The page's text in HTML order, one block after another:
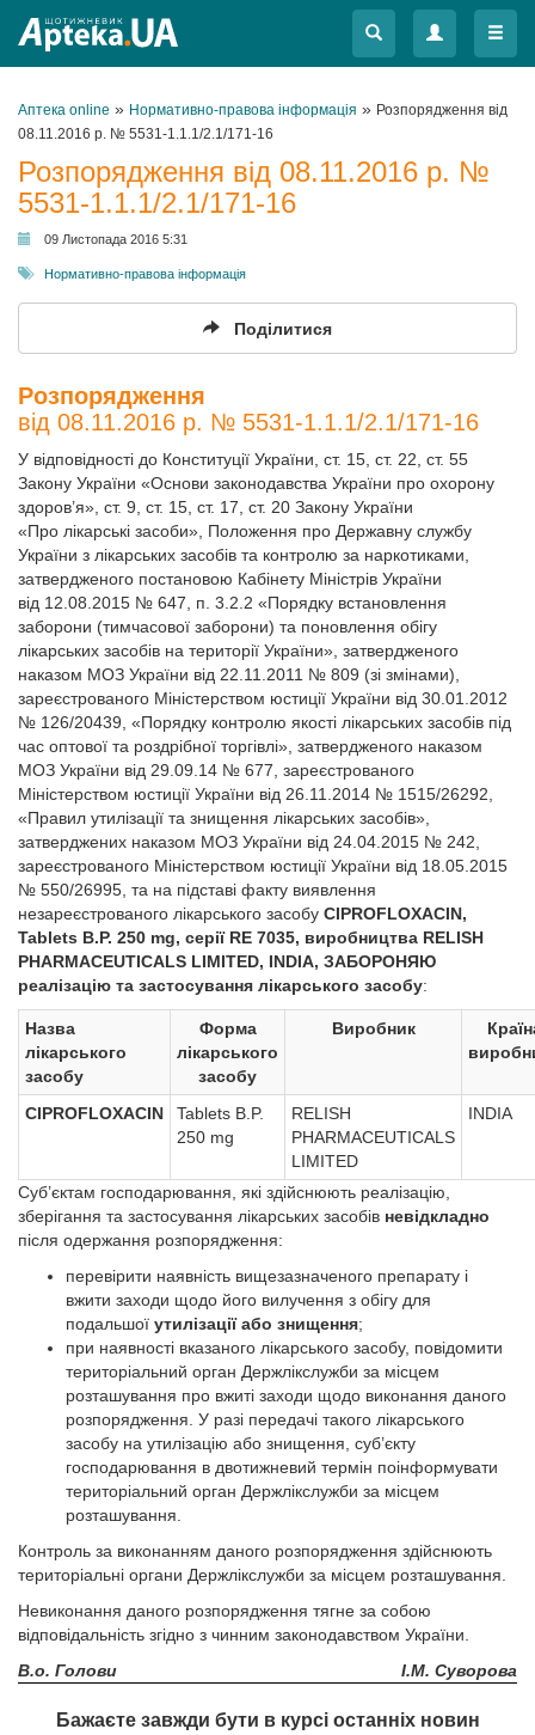
Меню
Меню
Аптека online » Нормативно-правова інформація » Розпорядження від
08.11.2016 р. № 5531-1.1.1/2.1/171-16
Розпорядження від 08.11.2016 р. №
5531-1.1.1/2.1/171-16
09 Листопада 2016 5:31
Нормативно-правова інформація
Поділитися
Розпорядження
від 08.11.2016 р. № 5531-1.1.1/2.1/171-16
У відповідності до Конституції України, ст. 15, ст. 22, ст. 55
Закону України «Основи законодавства України про охорону
здоров’я», ст. 9, ст. 15, ст. 17, ст. 20 Закону України
«Про лікарські засоби», Положення про Державну службу
України з лікарських засобів та контролю за наркотиками,
затвердженого постановою Кабінету Міністрів України
від 12.08.2015 № 647, п. 3.2.2 «Порядку встановлення
заборони (тимчасової заборони) та поновлення обігу
лікарських засобів на території України», затвердженого
наказом МОЗ України від 22.11.2011 № 809 (зі змінами),
зареєстрованого Міністерством юстиції України від 30.01.2012
№ 126/20439, «Порядку контролю якості лікарських засобів під
час оптової та роздрібної торгівлі», затвердженого наказом
МОЗ України від 29.09.14 № 677, зареєстрованого
Міністерством юстиції України від 26.11.2014 № 1515/26292,
«Правил утилізації та знищення лікарських засобів»,
затверджених наказом МОЗ України від 24.04.2015 № 242,
зареєстрованого Міністерством юстиції України від 18.05.2015
№ 550/26995, та на підставі факту виявлення
незареєстрованого лікарського засобу CIPROFLOXACIN,
Tablets B.P. 250 mg, серії RE 7035, виробництва RELISH
PHARMACEUTICALS LIMITED, INDIA, ЗАБОРОНЯЮ
реалізацію та застосування лікарського засобу:
Назва
лікарського
засобу
Форма
лікарського
засобу
Виробник
CIPROFLOXACIN
Tablets B.P.
250 mg
RELISH
PHARMACEUTICALS
LIMITED
INDIA
Суб’єктам господарювання, які здійснюють реалізацію,
зберігання та застосування лікарських засобів невідкладно
після одержання розпорядження:
перевірити наявність вищезазначеного препарату і
вжити заходи щодо його вилучення з обігу для
подальшої утилізації або знищення;
при наявності вказаного лікарського засобу, повідомити
територіальний орган Держлікслужби за місцем
розташування про вжиті заходи щодо виконання даного
розпорядження. У разі передачі такого лікарського
засобу на утилізацію або знищення, суб’єкту
господарювання в двотижневий термін поінформувати
територіальний орган Держлікслужби за місцем
розташування.
Контроль за виконанням даного розпорядження здійснюють
територіальні органи Держлікслужби за місцем розташування.
Невиконання даного розпорядження тягне за собою
відповідальність згідно з чинним законодавством України.
В.о. Голови
І.М. Суворова
Бажаєте завжди бути в курсі останніх новин